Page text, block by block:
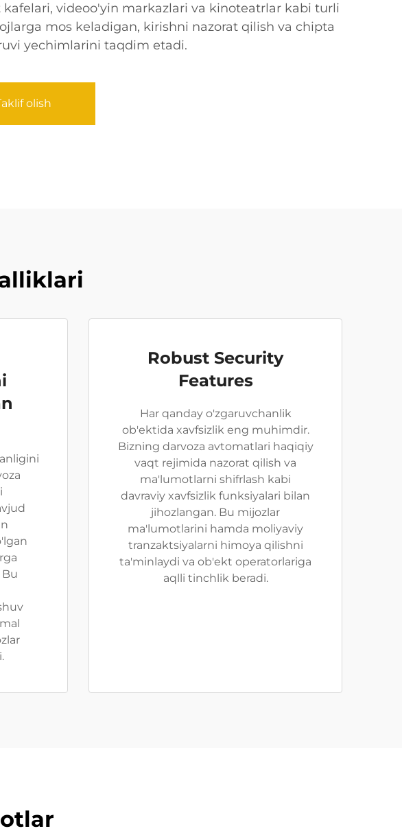
videoo'yin markazlari va kinoteatrlar kabi turli
mos keladigan, kirishni nazorat qilish va chipta
yechimlarini taqdim etadi.
olish
Robust Security
Features
Har qanday o'zgaruvchanlik
ob'ektida xavfsizlik eng muhimdir.
Bizning darvoza avtomatlari haqiqiy
vaqt rejimida nazorat qilish va
ma'lumotlarni shifrlash kabi
davraviy xavfsizlik funksiyalari bilan
jihozlangan. Bu mijozlar
ma'lumotlarini hamda moliyaviy
tranzaktsiyalarni himoya qilishni
ta'minlaydi va ob'ekt operatorlariga
aqlli tinchlik beradi.